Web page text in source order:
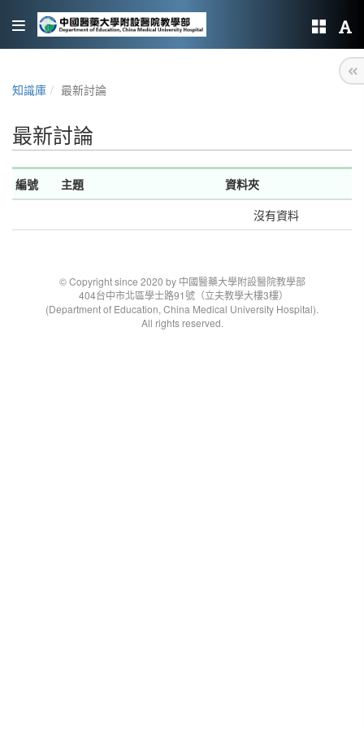
知識庫 最新討論
最新討論
編號 主題
資料夾
沒有資料
© Copyright since 2020 by 中國醫藥大學附設醫院教學部
404台中市北區學士路91號（立夫教學大樓3樓）
(Department of Education, China Medical University Hospital).
All rights reserved.